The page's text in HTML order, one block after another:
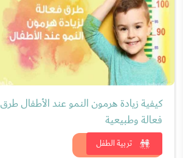
تربية الطفل
كيفية زيادة هرمون النمو عند الأطفال طرق
فعالة وطبيعية
شاهد الان